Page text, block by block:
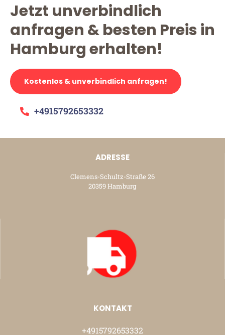
Jetzt unverbindlich
anfragen & besten Preis in
Hamburg erhalten!
Kostenlos & unverbindlich anfragen!
+4915792653332
ADRESSE
Clemens-Schultz-Straße 26
20359 Hamburg
KONTAKT
+4915792653332